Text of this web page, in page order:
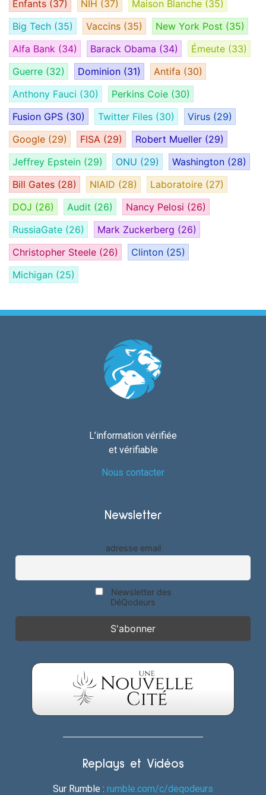
Enfants (37) NIH (37) Maison Blanche (35)
Big Tech (35) Vaccins (35) New York Post (35)
Alfa Bank (34) Barack Obama (34) Émeute (33)
Guerre (32) Dominion (31) Antifa (30)
Anthony Fauci (30) Perkins Coie (30)
Fusion GPS (30) Twitter Files (30) Virus (29)
Google (29) FISA (29) Robert Mueller (29)
Jeffrey Epstein (29) ONU (29) Washington (28)
Bill Gates (28) NIAID (28) Laboratoire (27)
DOJ (26) Audit (26) Nancy Pelosi (26)
RussiaGate (26) Mark Zuckerberg (26)
Christopher Steele (26) Clinton (25)
Michigan (25)
L’information vérifiée
et vérifiable
Nous contacter
Newsletter
adresse email
Newsletter des
DéQodeurs
Replays et Vidéos
Sur Rumble : rumble.com/c/deqodeurs